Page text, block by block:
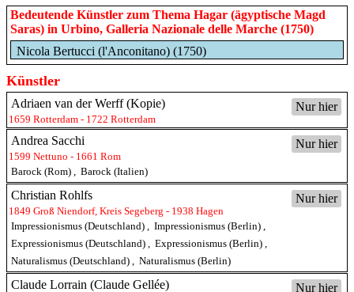
Bedeutende Künstler zum Thema Hagar (ägyptische Magd
Saras) in Urbino, Galleria Nazionale delle Marche (1750)
Nicola Bertucci (l'Anconitano) (1750)
Künstler
Nur hier
Adriaen van der Werff (Kopie)
1659 Rotterdam - 1722 Rotterdam
Nur hier
Andrea Sacchi
1599 Nettuno - 1661 Rom
Barock (Rom) , Barock (Italien)
Nur hier
Christian Rohlfs
1849 Groß Niendorf, Kreis Segeberg - 1938 Hagen
Impressionismus (Deutschland) , Impressionismus (Berlin) ,
Expressionismus (Deutschland) , Expressionismus (Berlin) ,
Naturalismus (Deutschland) , Naturalismus (Berlin)
Nur hier
Claude Lorrain (Claude Gellée)